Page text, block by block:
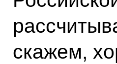
скажем,